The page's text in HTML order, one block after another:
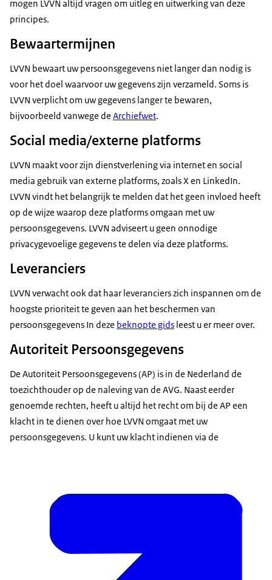
mogen LVVN altijd vragen om uitleg en uitwerking van deze
principes.
Bewaartermijnen
LVVN bewaart uw persoonsgegevens niet langer dan nodig is
voor het doel waarvoor uw gegevens zijn verzameld. Soms is
LVVN verplicht om uw gegevens langer te bewaren,
bijvoorbeeld vanwege de Archiefwet.
Social media/externe platforms
LVVN maakt voor zijn dienstverlening via internet en social
media gebruik van externe platforms, zoals X en LinkedIn.
LVVN vindt het belangrijk te melden dat het geen invloed heeft
op de wijze waarop deze platforms omgaan met uw
persoonsgegevens. LVVN adviseert u geen onnodige
privacygevoelige gegevens te delen via deze platforms.
Leveranciers
LVVN verwacht ook dat haar leveranciers zich inspannen om de
hoogste prioriteit te geven aan het beschermen van
persoonsgegevens In deze beknopte gids leest u er meer over.
Autoriteit Persoonsgegevens
De Autoriteit Persoonsgegevens (AP) is in de Nederland de
toezichthouder op de naleving van de AVG. Naast eerder
genoemde rechten, heeft u altijd het recht om bij de AP een
klacht in te dienen over hoe LVVN omgaat met uw
persoonsgegevens. U kunt uw klacht indienen via de